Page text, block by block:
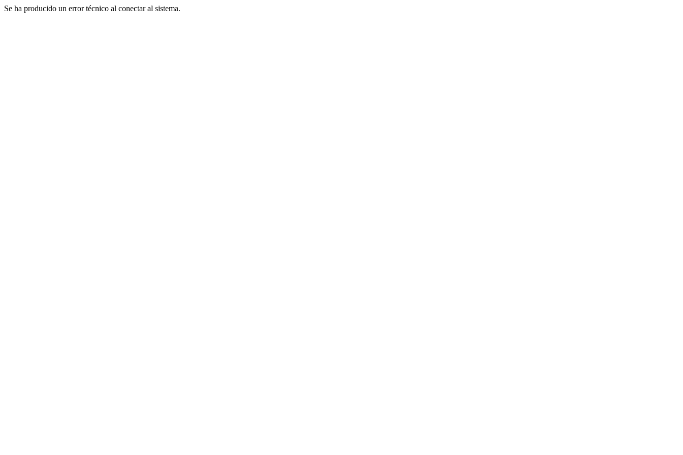
Se ha producido un error técnico al conectar al sistema.